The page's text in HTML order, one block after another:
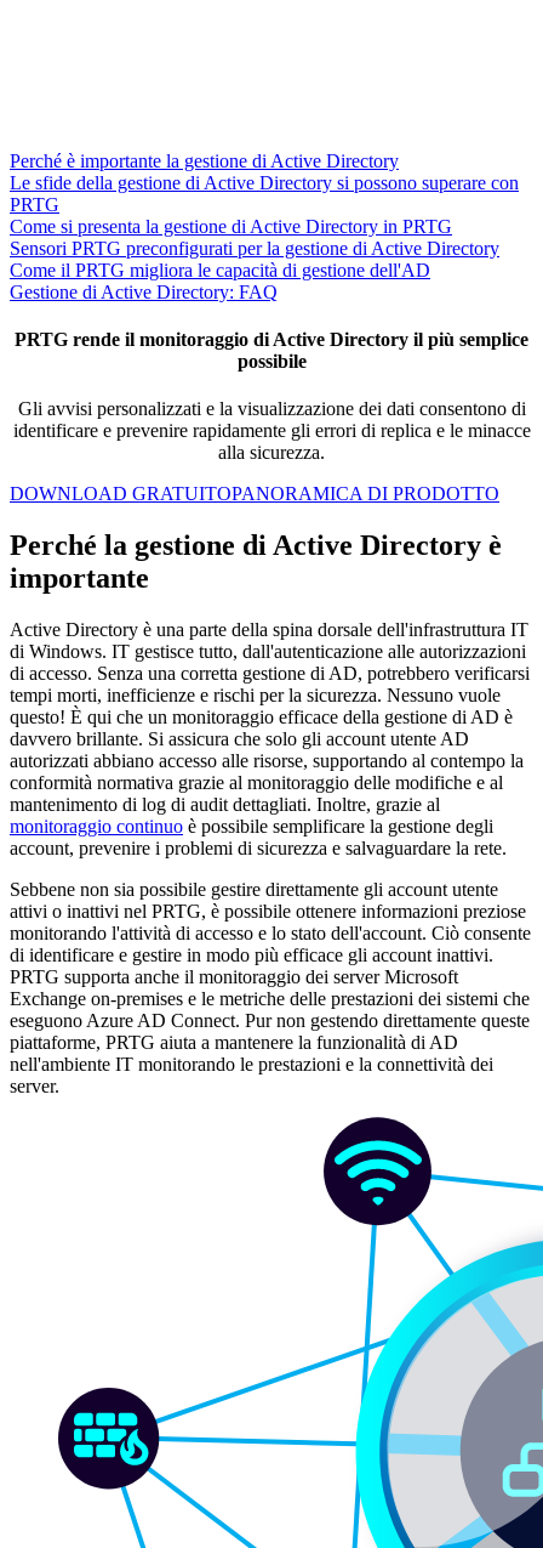
Perché è importante la gestione di Active Directory
Le sfide della gestione di Active Directory si possono superare con
PRTG
Come si presenta la gestione di Active Directory in PRTG
Sensori PRTG preconfigurati per la gestione di Active Directory
Come il PRTG migliora le capacità di gestione dell'AD
Gestione di Active Directory: FAQ
PRTG rende il monitoraggio di Active Directory il più semplice
possibile
Gli avvisi personalizzati e la visualizzazione dei dati consentono di
identificare e prevenire rapidamente gli errori di replica e le minacce
alla sicurezza.
DOWNLOAD GRATUITOPANORAMICA DI PRODOTTO
Perché la gestione di Active Directory è
importante
Active Directory è una parte della spina dorsale dell'infrastruttura IT
di Windows. IT gestisce tutto, dall'autenticazione alle autorizzazioni
di accesso. Senza una corretta gestione di AD, potrebbero verificarsi
tempi morti, inefficienze e rischi per la sicurezza. Nessuno vuole
questo! È qui che un monitoraggio efficace della gestione di AD è
davvero brillante. Si assicura che solo gli account utente AD
autorizzati abbiano accesso alle risorse, supportando al contempo la
conformità normativa grazie al monitoraggio delle modifiche e al
mantenimento di log di audit dettagliati. Inoltre, grazie al
monitoraggio continuo è possibile semplificare la gestione degli
account, prevenire i problemi di sicurezza e salvaguardare la rete.
Sebbene non sia possibile gestire direttamente gli account utente
attivi o inattivi nel PRTG, è possibile ottenere informazioni preziose
monitorando l'attività di accesso e lo stato dell'account. Ciò consente
di identificare e gestire in modo più efficace gli account inattivi.
PRTG supporta anche il monitoraggio dei server Microsoft
Exchange on-premises e le metriche delle prestazioni dei sistemi che
eseguono Azure AD Connect. Pur non gestendo direttamente queste
piattaforme, PRTG aiuta a mantenere la funzionalità di AD
nell'ambiente IT monitorando le prestazioni e la connettività dei
server.